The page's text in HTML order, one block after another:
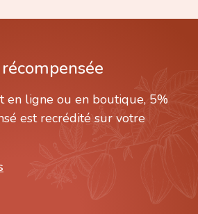
en ligne ou en boutique, 5%
est recrédité sur votre